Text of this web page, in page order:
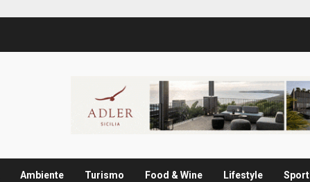
Ambiente Turismo Food & Wine Lifestyle Sport